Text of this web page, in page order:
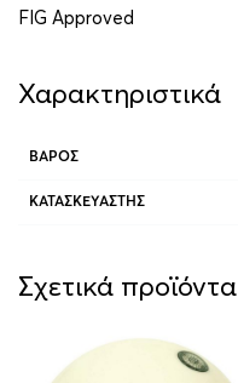
FIG Approved
Χαρακτηριστικά
ΒΆΡΟΣ
ΚΑΤΑΣΚΕΥΑΣΤΉΣ
Σχετικά προϊόντα